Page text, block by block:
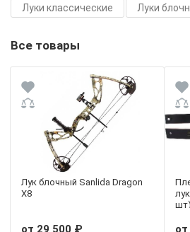
Луки классические
Луки
Все товары
Лук блочный Sanlida Dragon
X8
от 29 500 ₽
шт)